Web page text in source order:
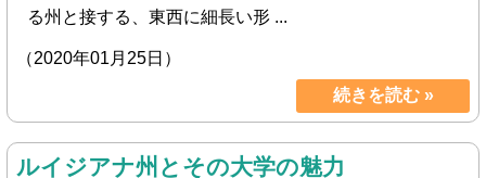
る州と接する、東西に細長い形 ...
（2020年01月25日）
続きを読む »
ルイジアナ州とその大学の魅力